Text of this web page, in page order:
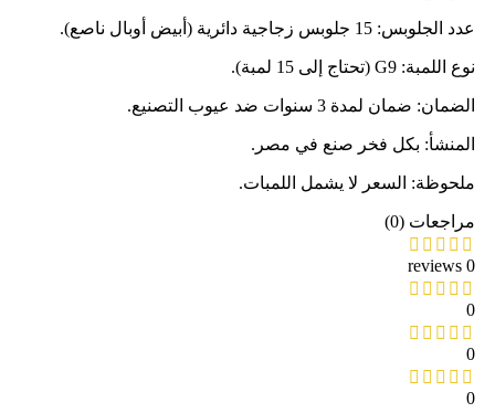
عدد الجلوبس: 15 جلوبس زجاجية دائرية (أبيض أوبال ناصع).
نوع اللمبة: G9 (تحتاج إلى 15 لمبة).
الضمان: ضمان لمدة 3 سنوات ضد عيوب التصنيع.
المنشأ: بكل فخر صنع في مصر.
ملحوظة: السعر لا يشمل اللمبات.
مراجعات (0)
0 reviews
0
0
0